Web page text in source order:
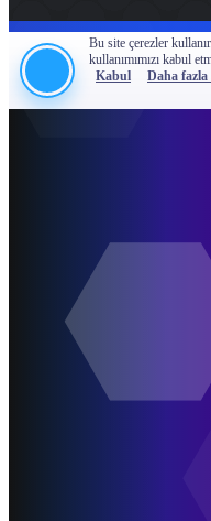
Bu site çerezler
kullanımımızı kabul
Kabul
Daha